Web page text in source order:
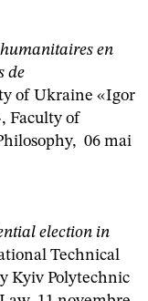
humanitaires en
de
of Ukraine «Igor
Faculty of
06 mai
election in
Technical
Kyiv Polytechnic